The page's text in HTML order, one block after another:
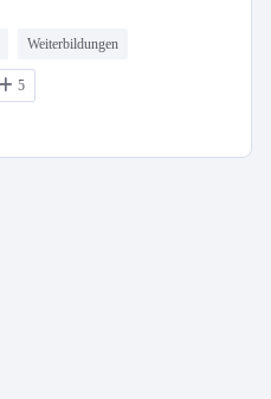
Weiterbildungen
5